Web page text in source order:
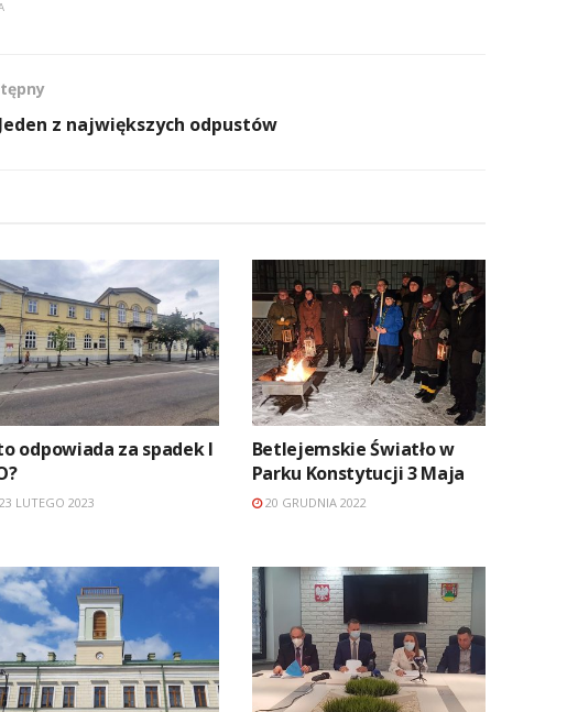
Jeden z największych odpustów
odpowiada za spadek I
LUTEGO 2023
Betlejemskie Światło w
Parku Konstytucji 3 Maja
20 GRUDNIA 2022